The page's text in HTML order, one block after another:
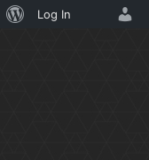
About
Log In